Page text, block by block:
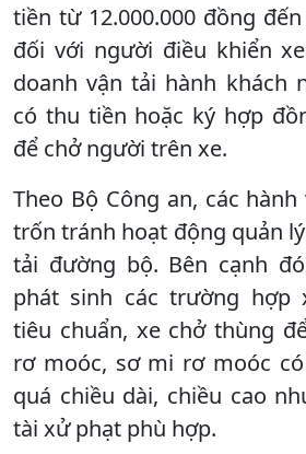
tiền từ 12.000.000 đồng
đối với người điều khiển
doanh vận tải hành khách
có thu tiền hoặc ký hợp
để chở người trên xe.
Theo Bộ Công an, các
trốn tránh hoạt động quản
tải đường bộ. Bên cạnh
phát sinh các trường hợp
tiêu chuẩn, xe chở thùng
rơ moóc, sơ mi rơ moóc
quá chiều dài, chiều cao
tài xử phạt phù hợp.